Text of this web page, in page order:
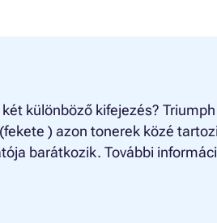
különböző kifejezés? Triumph
) azon tonerek közé
barátkozik. További